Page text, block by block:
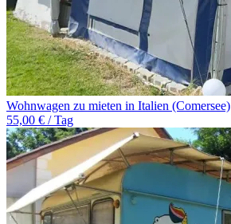
Wohnwagen zu mieten in Italien (Comersee)
55,00 € / Tag